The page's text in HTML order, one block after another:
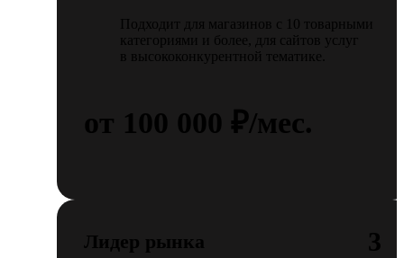
Подходит для магазинов с 10 товарными
категориями и более, для сайтов услуг
в высококонкурентной тематике.
от 100 000 ₽/мес.
Лидер рынка 3